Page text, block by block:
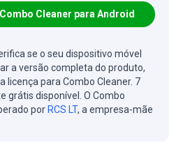
Cleaner para Android
se o seu dispositivo móvel
a versão completa do produto,
licença para Combo Cleaner. 7
grátis disponível. O Combo
porRCS LT, a empresa-mãe